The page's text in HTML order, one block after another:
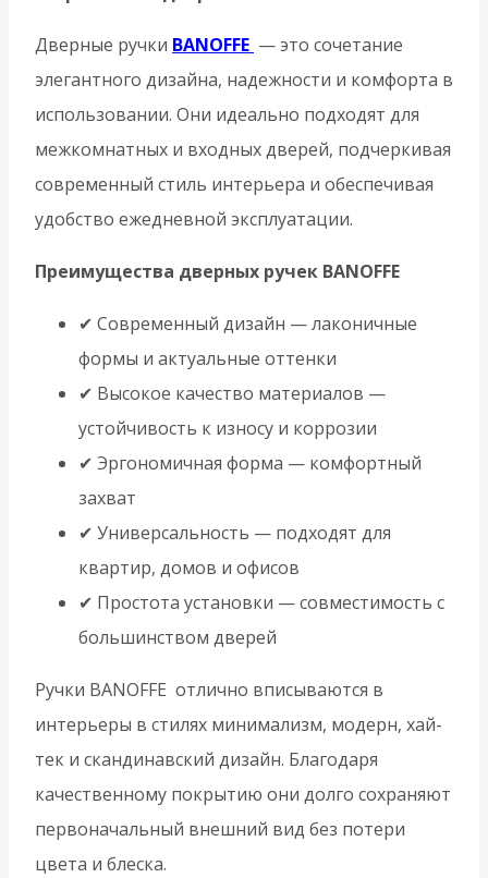
Дверные ручки BANOFFE — это сочетание
элегантного дизайна, надежности и комфорта в
использовании. Они идеально подходят для
межкомнатных и входных дверей, подчеркивая
современный стиль интерьера и обеспечивая
удобство ежедневной эксплуатации.
Преимущества дверных ручек BANOFFE
✔ Современный дизайн — лаконичные
формы и актуальные оттенки
✔ Высокое качество материалов —
устойчивость к износу и коррозии
✔ Эргономичная форма — комфортный
захват
✔ Универсальность — подходят для
квартир, домов и офисов
✔ Простота установки — совместимость с
большинством дверей
Ручки BANOFFE отлично вписываются в
интерьеры в стилях минимализм, модерн, хай-
тек и скандинавский дизайн. Благодаря
качественному покрытию они долго сохраняют
первоначальный внешний вид без потери
цвета и блеска.